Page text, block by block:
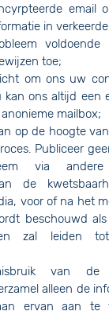
email
in
voldoende
toe;
om ons uw
kan ons altijd een
mailbox;
op de hoogte
Publiceer
via
de
voor of na het
beschouwd
zal leiden tot
van de
alleen de
ervan aan te